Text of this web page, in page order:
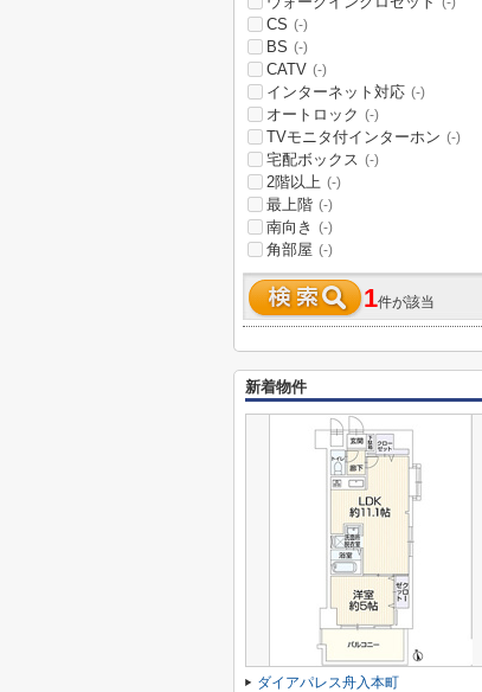
CS (-)
BS (-)
CATV (-)
インターネット対応 (-)
オートロック (-)
TVモニタ付インターホン (-)
宅配ボックス (-)
2階以上 (-)
最上階 (-)
南向き (-)
角部屋 (-)
1件が該当
新着物件
ダイアパレス舟入本町